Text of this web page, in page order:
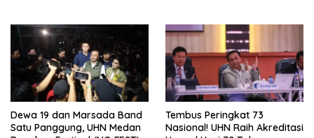
Dewa 19 dan Marsada Band
Satu Panggung, UHN Medan
Tembus Peringkat 73
Nasional! UHN Raih Akreditasi